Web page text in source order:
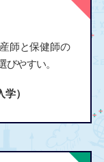
師と保健師の
やすい。
）